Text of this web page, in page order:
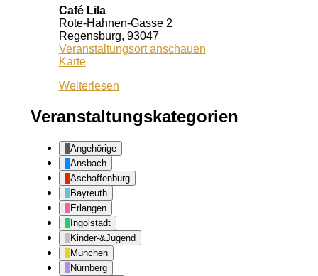
Café Lila
Rote-Hahnen-Gasse 2
Regensburg, 93047
Veranstaltungsort anschauen
KarteCafé
Weiterlesen
Veranstaltungskategorien
Angehörige
Ansbach
Aschaffenburg
Bayreuth
Erlangen
Ingolstadt
Kinder-&Jugend
München
Nürnberg